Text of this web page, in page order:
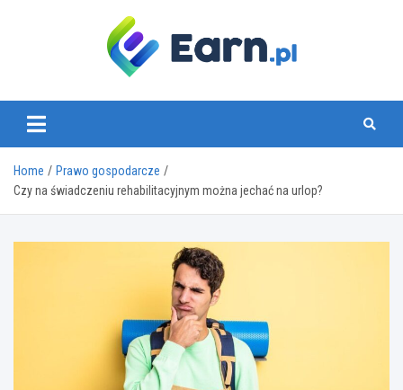
www.earn.pl
Home
Prawo gospodarcze
Czy na świadczeniu rehabilitacyjnym można jechać na urlop?